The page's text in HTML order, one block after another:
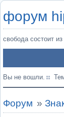
форум
свобода состоит
Вы не вошли.
Форум »